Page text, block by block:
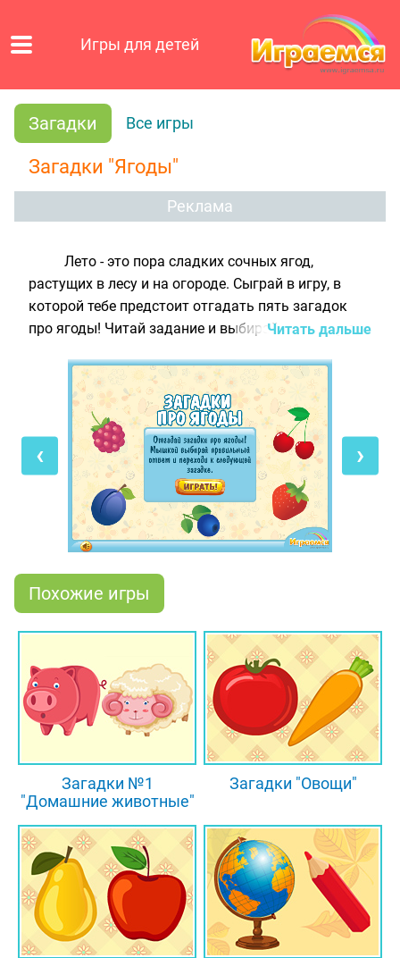
Игры для детей
Загадки Все игры
Загадки "Ягоды"
Реклама
Лето - это пора сладких сочных ягод,
растущих в лесу и на огороде. Сыграй в игру, в
которой тебе предстоит отгадать пять загадок
про ягоды! Читай задание и выбирай картинку с
поставленный вопрос. Если ответишь правильно,
щёлкай мышкой на зелёную стрелку и переходи к
следующей загадке. Будь внимателен, ведь
многие ягоды очень похожи друг на друга по
форме, размеру и даже цвету! Поэтому, чтобы
правильно отвечать на вопросы, нужно знать ещё
и вкус спелых ягодок, и то, как они выглядят
изнутри.
Читать дальше
‹ ›
Похожие игры
Загадки №1
"Домашние животные"
Загадки "Овощи"